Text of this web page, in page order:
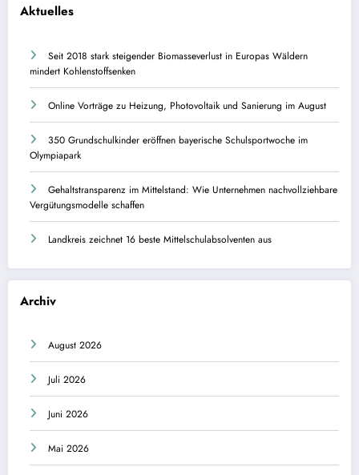
Aktuelles
Seit 2018 stark steigender Biomasseverlust in Europas Wäldern
mindert Kohlenstoffsenken
Online Vorträge zu Heizung, Photovoltaik und Sanierung im August
350 Grundschulkinder eröffnen bayerische Schulsportwoche im
Olympiapark
Gehaltstransparenz im Mittelstand: Wie Unternehmen nachvollziehbare
Vergütungsmodelle schaffen
Landkreis zeichnet 16 beste Mittelschulabsolventen aus
Archiv
August 2026
Juli 2026
Juni 2026
Mai 2026